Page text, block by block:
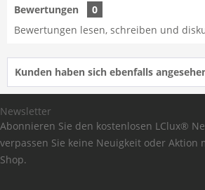
Bewertungen
0
Bewertungen lesen, schreiben und
Kunden haben sich ebenfalls
Newsletter
Abonnieren Sie den kostenlosen LClux®
verpassen Sie keine Neuigkeit oder Aktion
Shop.